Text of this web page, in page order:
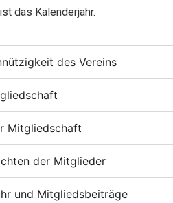
das Kalenderjahr.
des Vereins
Mitgliedschaft
der Mitglieder
und Mitgliedsbeiträge